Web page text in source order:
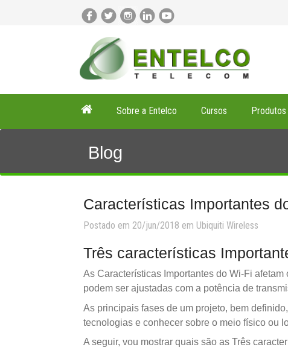
Sobre a Entelco Cursos Produtos
Blog
Características Importantes
Postado em 20/jun/2018 em Ubiquiti Wireless
Três características
As Características Importantes do Wi-Fi
podem ser ajustadas com a potência de
As principais fases de um projeto, bem
tecnologias e conhecer sobre o meio físico ou
A seguir, vou mostrar quais são as Três